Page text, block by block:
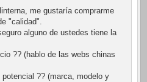
me gustaría comprarme
"calidad".
alguno de ustedes tiene la
?? (hablo de las webs chinas
?? (marca, modelo y